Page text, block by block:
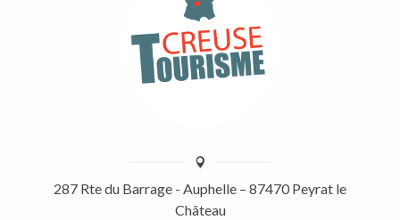
287 Rte du Barrage - Auphelle – 87470 Peyrat le
Château